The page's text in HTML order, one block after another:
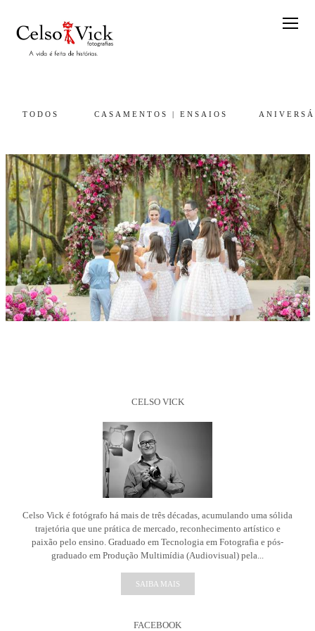
TODOS CASAMENTOS | ENSAIOS
CELSO VICK
Celso Vick é fotógrafo há mais de três décadas, acumulando uma sólida
trajetória que une prática de mercado, reconhecimento artístico e
paixão pelo ensino. Graduado em Tecnologia em Fotografia e pós-
graduado em Produção Multimídia (Audiovisual) pela...
SAIBA MAIS
FACEBOOK